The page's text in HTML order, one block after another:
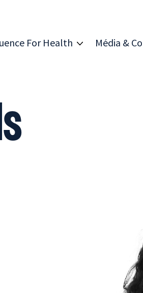
For Health Média &